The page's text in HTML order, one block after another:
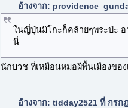
อ้างจาก:
ในญี่ปุ่นมิโกะก็คล้ายๆพระป่ะ
นี่
นักบวช ที่เหมือนหมอผีพื้นเมืองของ
อ้างจาก: tidday2521 ที่ กรก